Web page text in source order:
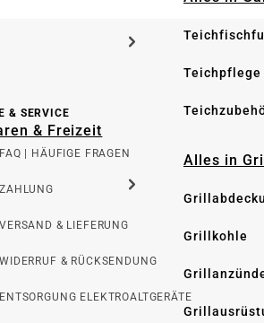
& Freizeit
Teichpflege
Alles in
Grillkohle
& SERVICE
FAQ | HÄUFIGE FRAGEN
ZAHLUNG
VERSAND & LIEFERUNG
WIDERRUF & RÜCKSENDUNG
ENTSORGUNG ELEKTROALTGERÄTE